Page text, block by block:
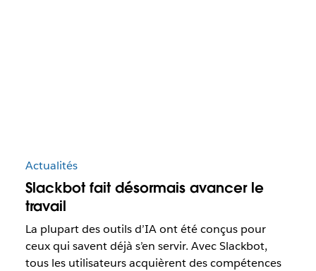
Actualités
Slackbot fait désormais avancer le
travail
La plupart des outils d’IA ont été conçus pour
ceux qui savent déjà s’en servir. Avec Slackbot,
tous les utilisateurs acquièrent des compétences